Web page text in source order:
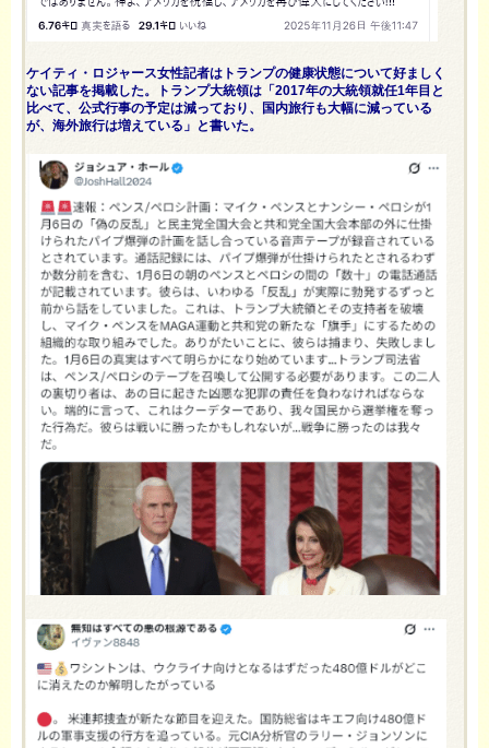
ケイティ・ロジャース女性記者はトランプの健康状態について好ましく
ない記事を掲載した。トランプ大統領は「2017年の大統領就任1年目と
比べて、公式行事の予定は減っており、国内旅行も大幅に減っている
が、海外旅行は増えている」と書いた。